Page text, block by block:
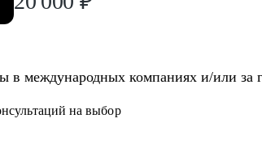
в международных компаниях и/или за
на выбор